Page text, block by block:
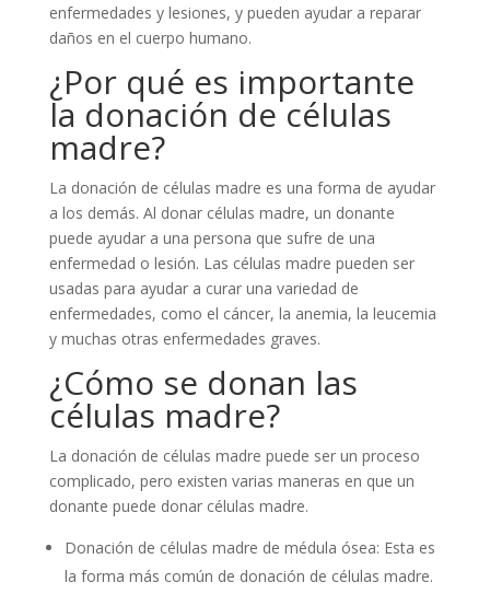
enfermedades y lesiones, y pueden ayudar a reparar
daños en el cuerpo humano.
¿Por qué es importante
la donación de células
madre?
La donación de células madre es una forma de ayudar
a los demás. Al donar células madre, un donante
puede ayudar a una persona que sufre de una
enfermedad o lesión. Las células madre pueden ser
usadas para ayudar a curar una variedad de
enfermedades, como el cáncer, la anemia, la leucemia
y muchas otras enfermedades graves.
¿Cómo se donan las
células madre?
La donación de células madre puede ser un proceso
complicado, pero existen varias maneras en que un
donante puede donar células madre.
Donación de células madre de médula ósea: Esta es
la forma más común de donación de células madre.